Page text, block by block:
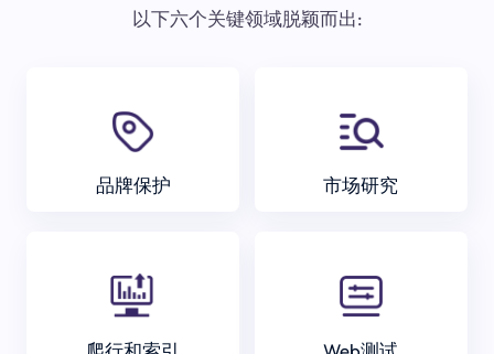
以下六个关键领域脱颖而出:
品牌保护 市场研究